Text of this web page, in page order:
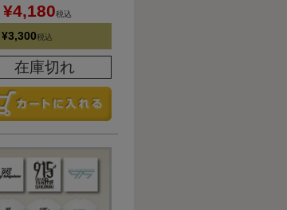
¥4,180税込
¥3,300税込
在庫切れ